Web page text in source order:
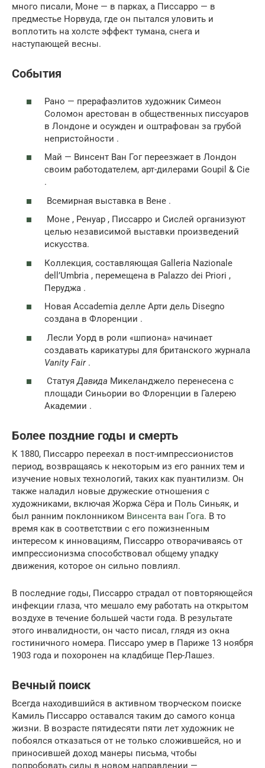
много писали, Моне — в парках, а Писсарро — в
предместье Норвуда, где он пытался уловить и
воплотить на холсте эффект тумана, снега и
наступающей весны.
События
Рано — прерафаэлитов художник Симеон
Соломон арестован в общественных писсуаров
в Лондоне и осужден и оштрафован за грубой
непристойности .
Май — Винсент Ван Гог переезжает в Лондон
своим работодателем, арт-дилерами Goupil & Cie
.
Всемирная выставка в Вене .
Моне , Ренуар , Писсарро и Сислей организуют
целью независимой выставки произведений
искусства.
Коллекция, составляющая Galleria Nazionale
dell’Umbria , перемещена в Palazzo dei Priori ,
Перуджа .
Новая Accademia делле Арти дель Disegno
создана в Флоренции .
Лесли Уорд в роли «шпиона» начинает
создавать карикатуры для британского журнала
Vanity Fair.
СтатуяДавида Микеланджело перенесена с
площади Синьории во Флоренции в Галерею
Академии .
Более поздние годы и смерть
К 1880, Писсарро переехал в пост-импрессионистов
период, возвращаясь к некоторым из его ранних тем и
изучение новых технологий, таких как пуантилизм. Он
также наладил новые дружеские отношения с
художниками, включая Жоржа Сёра и Поль Синьяк, и
был ранним поклонником Винсента ван Гога. В то
время как в соответствии с его пожизненным
интересом к инновациям, Писсарро отворачиваясь от
импрессионизма способствовал общему упадку
движения, которое он сильно повлиял.
В последние годы, Писсарро страдал от повторяющейся
инфекции глаза, что мешало ему работать на открытом
воздухе в течение большей части года. В результате
этого инвалидности, он часто писал, глядя из окна
гостиничного номера. Писсаро умер в Париже 13 ноября
1903 года и похоронен на кладбище Пер-Лашез.
Вечный поиск
Всегда находившийся в активном творческом поиске
Камиль Писсарро оставался таким до самого конца
жизни. В возрасте пятидесяти пяти лет художник не
побоялся отказаться от не только сложившейся, но и
приносившей доход манеры письма, чтобы
попробовать силы в новом направлении —